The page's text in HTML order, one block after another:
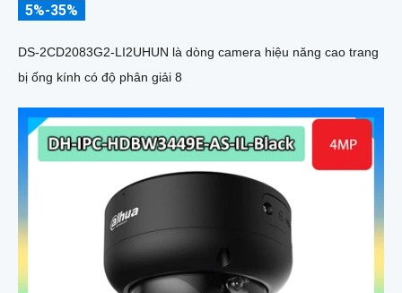
5%-35%
DS-2CD2083G2-LI2UHUN là dòng camera hiệu năng cao trang
bị ống kính có độ phân giải 8